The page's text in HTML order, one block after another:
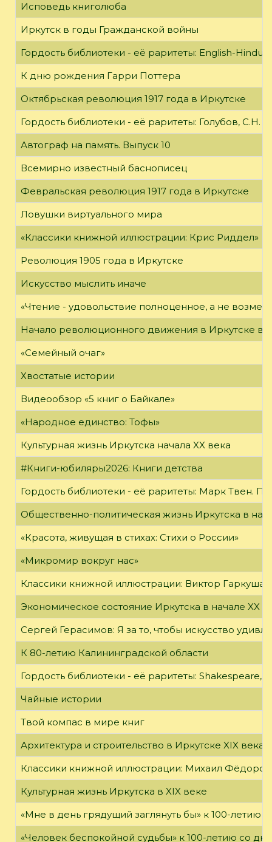
Исповедь книголюба
Иркутск в годы Гражданской войны
Гордость библиотеки - её раритеты: English-
К дню рождения Гарри Поттера
Октябрьская революция 1917 года в Иркутске
Гордость библиотеки - её раритеты: Голубов, С.Н.
Автограф на память. Выпуск 10
Всемирно известный баснописец
Февральская революция 1917 года в Иркутске
Ловушки виртуального мира
«Классики книжной иллюстрации: Крис Риддел»
Революция 1905 года в Иркутске
Искусство мыслить иначе
«Чтение - удовольствие полноценное, а не
Начало революционного движения в Иркутске в
«Семейный очаг»
Хвостатые истории
Видеообзор «5 книг о Байкале»
«Народное единство: Тофы»
Культурная жизнь Иркутска начала XX века
#Книги-юбиляры2026: Книги детства
Гордость библиотеки - её раритеты: Марк Твен.
Общественно-политическая жизнь Иркутска в
«Красота, живущая в стихах: Стихи о России»
«Микромир вокруг нас»
Классики книжной иллюстрации: Виктор Гаркуша
Экономическое состояние Иркутска в начале XX
Сергей Герасимов: Я за то, чтобы искусство
К 80-летию Калининградской области
Гордость библиотеки - её раритеты: Shakespeare,
Чайные истории
Твой компас в мире книг
Архитектура и строительство в Иркутске XIX века
Классики книжной иллюстрации: Михаил Фёдоров
Культурная жизнь Иркутска в XIX веке
«Мне в день грядущий заглянуть бы» к 100-летию
«Человек беспокойной судьбы» к 100-летию со